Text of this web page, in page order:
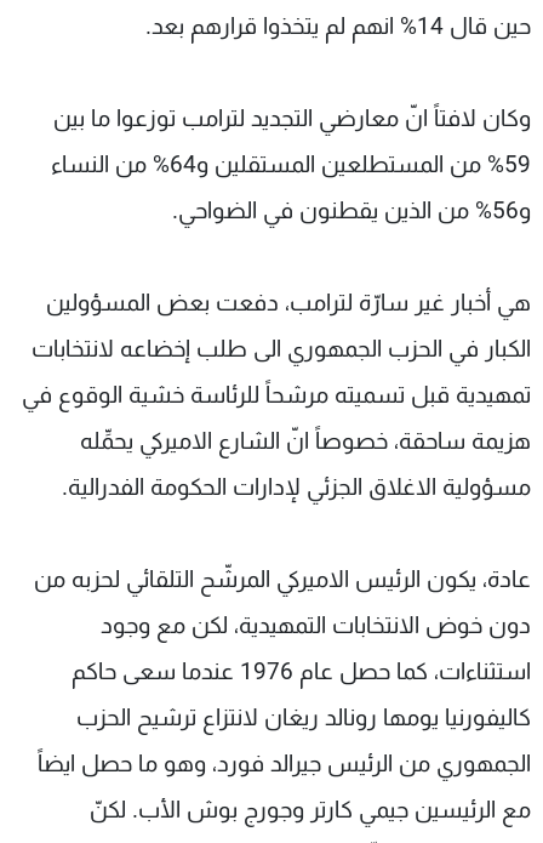
حين قال 14% انهم لم يتخذوا قرارهم بعد.
وكان لافتاً انّ معارضي التجديد لترامب توزعوا ما بين
59% من المستطلعين المستقلين و64% من النساء
و56% من الذين يقطنون في الضواحي.
هي أخبار غير سارّة لترامب، دفعت بعض المسؤولين
الكبار في الحزب الجمهوري الى طلب إخضاعه لانتخابات
تمهيدية قبل تسميته مرشحاً للرئاسة خشية الوقوع في
هزيمة ساحقة، خصوصاً انّ الشارع الاميركي يحمِّله
مسؤولية الاغلاق الجزئي لإدارات الحكومة الفدرالية.
عادة، يكون الرئيس الاميركي المرشّح التلقائي لحزبه من
دون خوض الانتخابات التمهيدية، لكن مع وجود
استثناءات، كما حصل عام 1976 عندما سعى حاكم
كاليفورنيا يومها رونالد ريغان لانتزاع ترشيح الحزب
الجمهوري من الرئيس جيرالد فورد، وهو ما حصل ايضاً
مع الرئيسين جيمي كارتر وجورج بوش الأب. لكنّ